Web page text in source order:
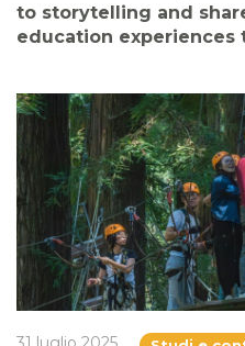
to storytelling and
education